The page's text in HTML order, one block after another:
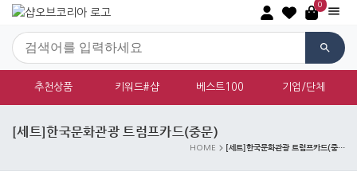
0
추천상품 키워드#샵 베스트100 기업/단체
[세트]한국문화관광 트럼프카드(중문)
HOME [세트]한국문화관광 트럼프카드(중문)